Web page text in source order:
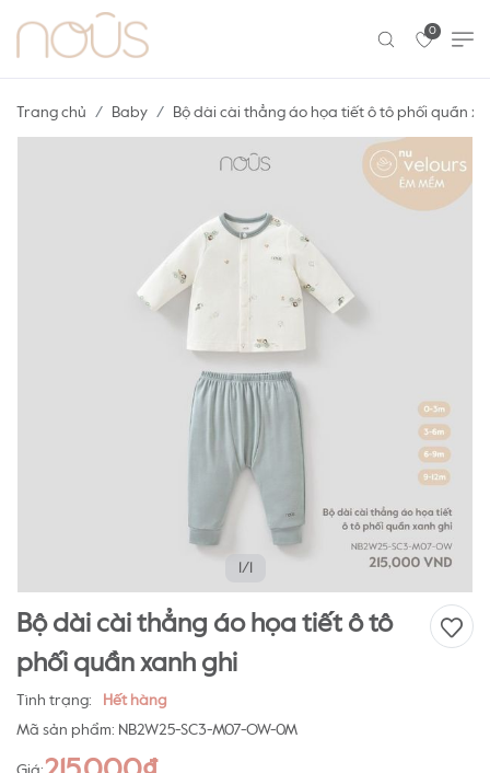
0
Trang chủ Baby Bộ dài cài thẳng áo họa tiết ô tô phối quần
1/1
Bộ dài cài thẳng áo họa tiết ô tô
phối quần xanh ghi
Tình trạng:
Hết hàng
Mã sản phẩm: NB2W25-SC3-M07-OW-0M